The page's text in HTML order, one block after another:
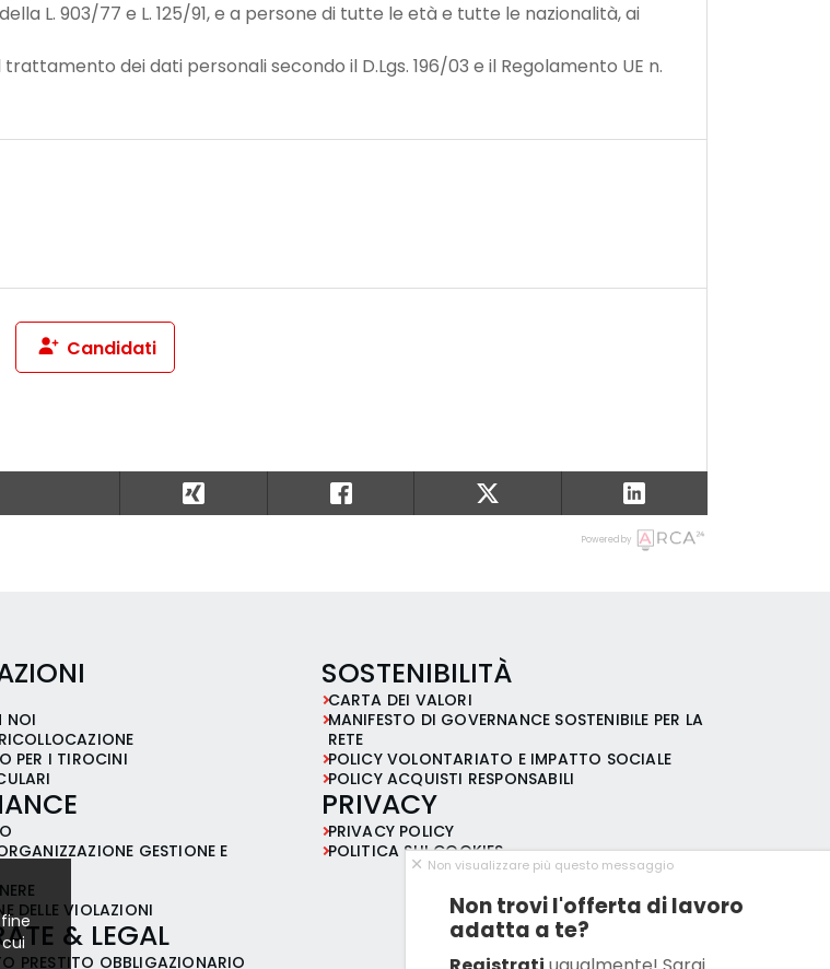
L. 903/77 e L. 125/91, e a persone di tutte le età e tutte le nazionalità, ai
dei dati personali secondo il D.Lgs. 196/03 e il Regolamento UE n.
Candidati
Powered by
Non visualizzare più questo messaggio
Non trovi l'offerta di lavoro
adatta a te?
NOI
PER I TIROCINI
GESTIONE E
DELLE VIOLAZIONI
& LEGAL
PRESTITO OBBLIGAZIONARIO
SOSTENIBILITÀ
CARTA DEI VALORI
MANIFESTO DI GOVERNANCE SOSTENIBILE PER LA
RETE
POLICY VOLONTARIATO E IMPATTO SOCIALE
POLICY ACQUISTI RESPONSABILI
PRIVACY
PRIVACY POLICY
POLITICA SUI COOKIES